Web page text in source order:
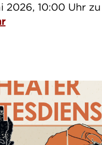
2026, 10:00 Uhr zu